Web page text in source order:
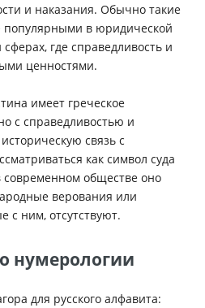
и наказания. Обычно такие
популярными в юридической
где справедливость и
ценностями.
имеет греческое
с справедливостью и
связь с
как символ суда
современном обществе оно
верования или
с ним, отсутствуют.
нумерологии
для русского алфавита: